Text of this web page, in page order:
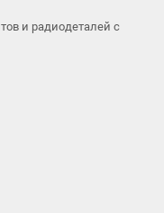
и радиодеталей с